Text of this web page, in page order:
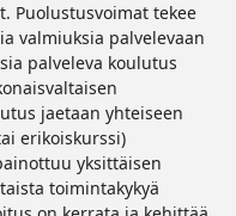
Puolustusvoimat tekee
valmiuksia palvelevaan
palveleva koulutus
jaetaan yhteiseen
erikoiskurssi)
yksittäisen
toimintakykyä